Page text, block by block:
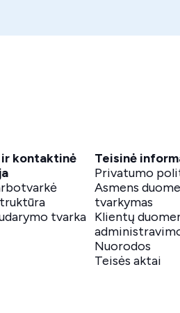
kontaktinė
tvarka
Teisinė
Privatumo
Asmens
tvarkymas
Klientų
Nuorodos
Teisės aktai